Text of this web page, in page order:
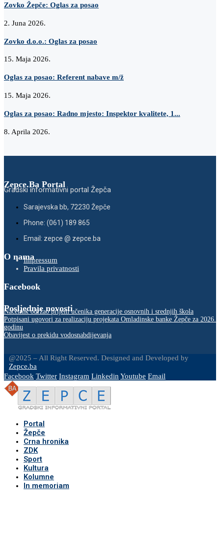
Zovko Žepče: Oglas za posao
2. Juna 2026.
Zovko d.o.o.: Oglas za posao
15. Maja 2026.
Oglas za posao: Referent nabave m/ž
15. Maja 2026.
Oglas za posao: Radno mjesto: Inspektor kvalitete, 1...
8. Aprila 2026.
Zepce.Ba Portal
Gradski informativni portal Žepča
Sarajevska bb, 72230 Žepče
Phone: (061) 189 865
Email: zepce @ zepce.ba
O namaImpressum
Pravila privatnosti
Facebook
Posljednje novosti
Načelnik održao prijem učenika generacije osnovnih i srednjih škola
Potpisani ugovori za realizaciju projekata Omladinske banke Žepče za 2026.
godinu
Obavijest o prekidu vodosnabdijevanja
@2025 – All Right Reserved. Designed and Developed by
Zepce.ba
Facebook Twitter Instagram LinkedinYoutube Email
Portal
Žepče
Crna hronika
ZDK
Sport
Kultura
Kolumne
In memoriam